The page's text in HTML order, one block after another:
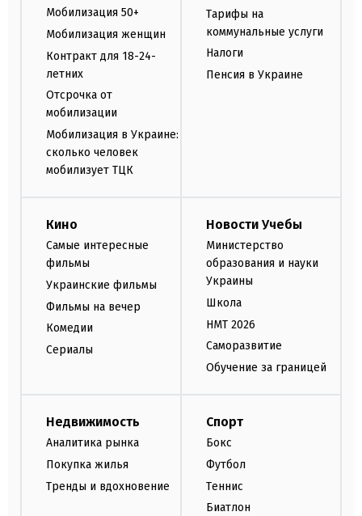
Мобилизация 50+
Мобилизация женщин
Контракт для 18-24-
летних
Отсрочка от
мобилизации
Мобилизация в Украине:
сколько человек
мобилизует ТЦК
Тарифы на
коммунальные услуги
Налоги
Пенсия в Украине
Кино
Самые интересные
фильмы
Украинские фильмы
Фильмы на вечер
Комедии
Сериалы
Новости Учебы
Министерство
образования и науки
Украины
Школа
НМТ 2026
Саморазвитие
Обучение за границей
Недвижимость
Аналитика рынка
Покупка жилья
Тренды и вдохновение
Спорт
Бокс
Футбол
Теннис
Биатлон